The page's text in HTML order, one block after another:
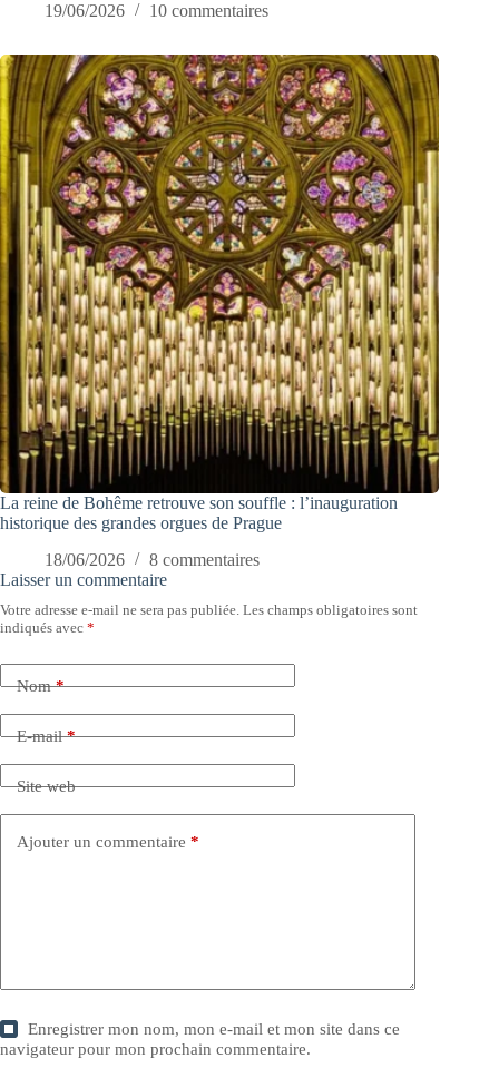
19/06/2026
10 commentaires
La reine de Bohême retrouve son souffle : l’inauguration
historique des grandes orgues de Prague
18/06/2026
8 commentaires
Laisser un commentaire
Votre adresse e-mail ne sera pas publiée. Les champs obligatoires sont
indiqués avec *
Nom*
E-mail*
Site web
Ajouter un commentaire *
Enregistrer mon nom, mon e-mail et mon site dans ce
navigateur pour mon prochain commentaire.